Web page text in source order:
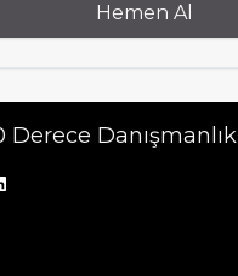
Hemen Al
Derece Danışmanlık